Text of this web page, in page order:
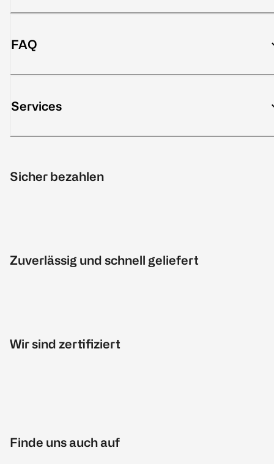
FAQ
Services
Sicher bezahlen
Zuverlässig und schnell geliefert
Wir sind zertifiziert
Finde uns auch auf